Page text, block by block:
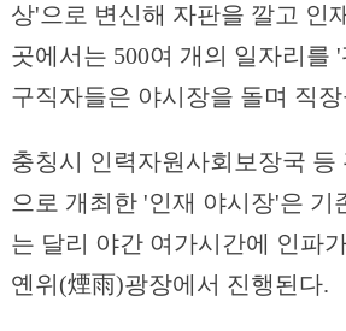
상'으로 변신해 자판을 깔고 인
곳에서는 500여 개의 일자리를
구직자들은 야시장을 돌며 직
충칭시 인력자원사회보장국 등
으로 개최한 '인재 야시장'은 기
는 달리 야간 여가시간에 인파
옌위(煙雨)광장에서 진행된다.